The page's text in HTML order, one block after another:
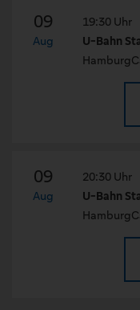
09
Aug
19:30 Uhr
U-Bahn
09
Aug
20:30 Uhr
U-Bahn